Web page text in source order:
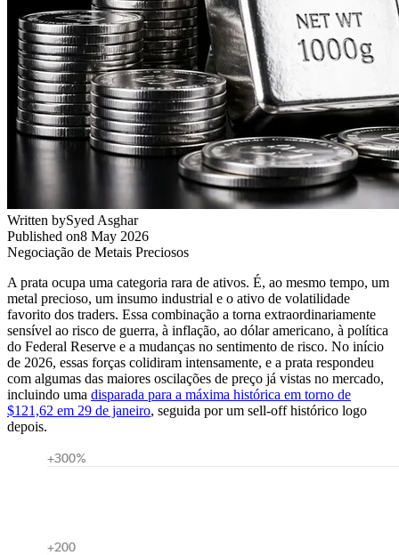
Written bySyed Asghar
Published on8 May 2026
Negociação de Metais Preciosos
A prata ocupa uma categoria rara de ativos. É, ao mesmo tempo, um
metal precioso, um insumo industrial e o ativo de volatilidade
favorito dos traders. Essa combinação a torna extraordinariamente
sensível ao risco de guerra, à inflação, ao dólar americano, à política
do Federal Reserve e a mudanças no sentimento de risco. No início
de 2026, essas forças colidiram intensamente, e a prata respondeu
com algumas das maiores oscilações de preço já vistas no mercado,
incluindo uma disparada para a máxima histórica em torno de
$121,62 em 29 de janeiro, seguida por um sell-off histórico logo
depois.